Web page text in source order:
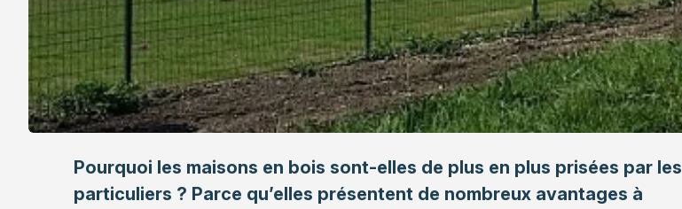
Pourquoi les maisons en bois sont-elles de plus en plus prisées par les
particuliers ? Parce qu’elles présentent de nombreux avantages à